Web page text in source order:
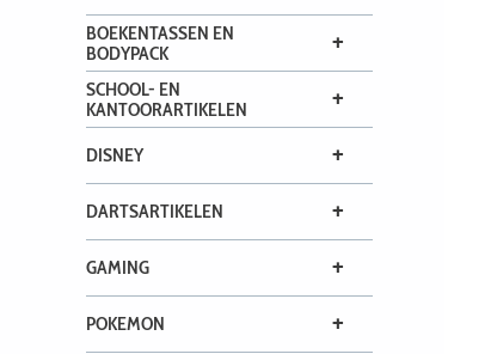
BOEKENTASSEN EN
BODYPACK
+
SCHOOL- EN
KANTOORARTIKELEN
+
DISNEY +
DARTSARTIKELEN +
GAMING +
POKEMON +